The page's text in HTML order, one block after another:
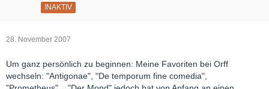
INAKTIV
28. November 2007
Um ganz persönlich zu beginnen: Meine Favoriten bei Orff
wechseln: "Antigonae", "De temporum fine comedia",